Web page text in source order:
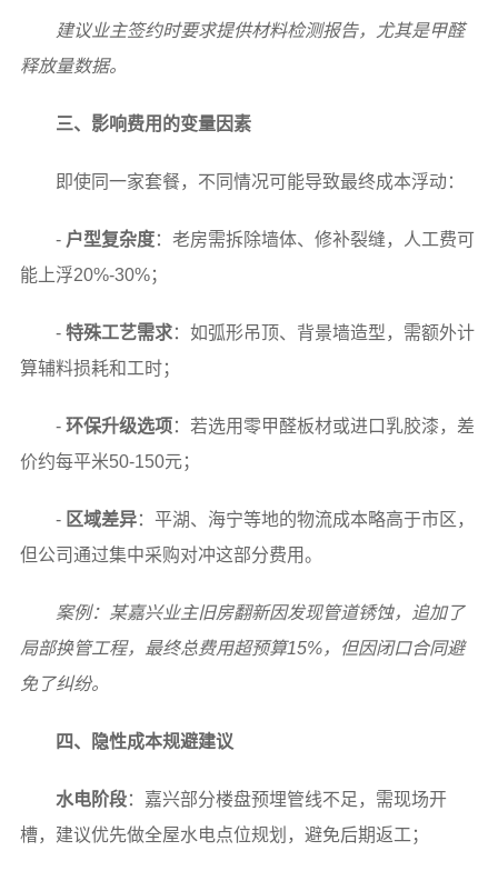
建议业主签约时要求提供材料检测报告，尤其是甲醛
释放量数据。
三、影响费用的变量因素
即使同一家套餐，不同情况可能导致最终成本浮动：
- 户型复杂度：老房需拆除墙体、修补裂缝，人工费可
能上浮20%-30%；
- 特殊工艺需求：如弧形吊顶、背景墙造型，需额外计
算辅料损耗和工时；
- 环保升级选项 ：若选用零甲醛板材或进口乳胶漆，差
价约每平米50-150元；
- 区域差异：平湖、海宁等地的物流成本略高于市区，
但公司通过集中采购对冲这部分费用。
案例：某嘉兴业主旧房翻新因发现管道锈蚀，追加了
局部换管工程，最终总费用超预算15%，但因闭口合同避
免了纠纷。
四、隐性成本规避建议
水电阶段：嘉兴部分楼盘预埋管线不足，需现场开
槽，建议优先做全屋水电点位规划，避免后期返工；